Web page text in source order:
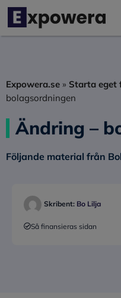
Hoppa
innehåll
Expowera.se » Starta eget
bolagsordningen
Ändring –
Följande material från
Skribent: Bo Lilja
Så finansieras sidan